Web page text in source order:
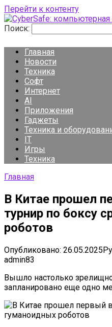
Перейти к контенту
Поиск:
Главная
Новости
Техника
Софт
Интернет
AI
Приложения
Гаджеты
Техника и
IT
Игры
Техника
Главная
В Китае прошел
турнир по боксу
роботов
Опубликовано: 26.05.2025
admin83
Вышло настолько
запланировано еще одно